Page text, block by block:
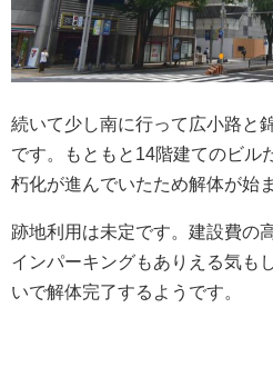
続いて少し南に行って広小路と
です。もともと14階建てのビル
朽化が進んでいたため解体が始
跡地利用は未定です。建設費の
インパーキングもありえる気も
いで解体完了するようです。